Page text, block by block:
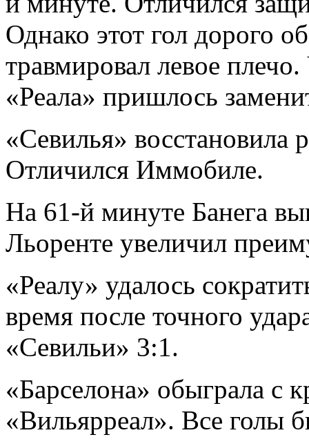
Однако этот гол дорого
травмировал левое
«Реала» пришлось
«Севилья» восстановила
Отличился Иммобиле.
На 61-й минуте Банега
Льоренте увеличил
«Реалу» удалось
время после точного
«Севильи» 3:1.
«Барселона» обыграла с
«Вильярреал». Все голы